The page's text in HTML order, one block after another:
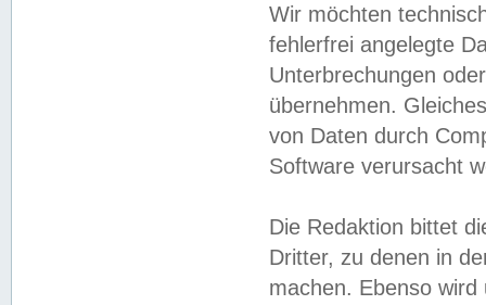
Wir möchten
fehlerfrei angelegte
Unterbrechungen
übernehmen.
von Daten durch
Software verursacht
Die Redaktion bittet
Dritter, zu denen in
machen. Ebenso